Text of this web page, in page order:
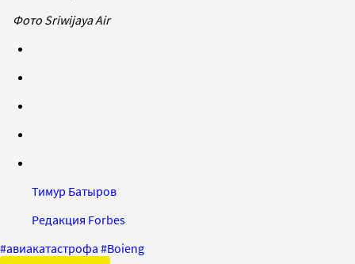
Фото Sriwijaya Air
Тимур Батыров
Редакция Forbes
#авиакатастрофа #Boieng